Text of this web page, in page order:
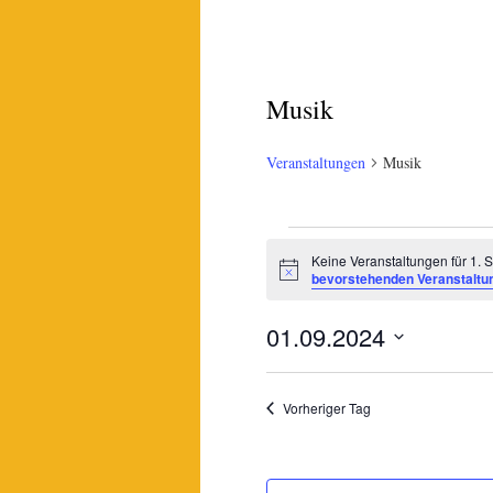
Musik
Veranstaltungen Musik
für
1.
September
2024
Hinweis
Keine Veranstaltungen für 1.
bevorstehenden
01.09.2024
Vorheriger Tag